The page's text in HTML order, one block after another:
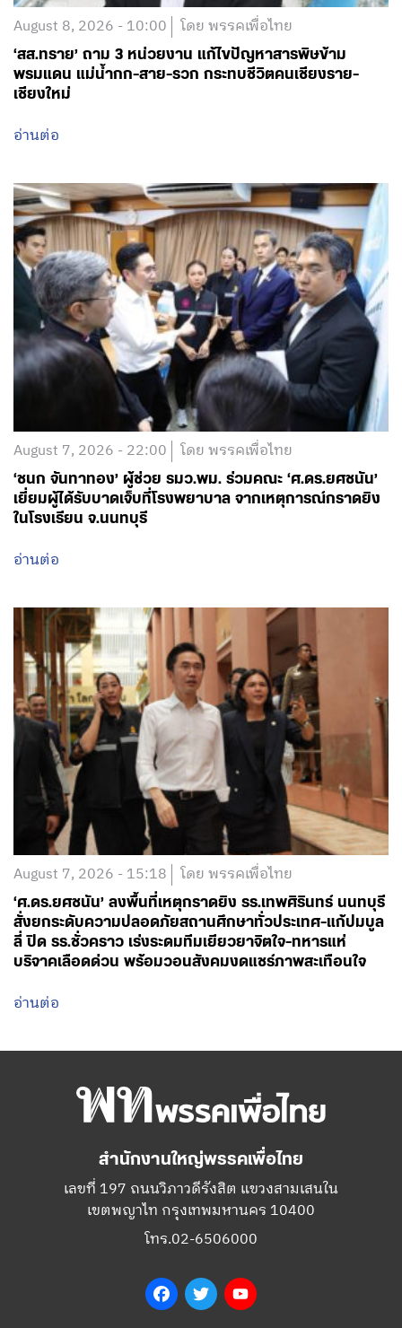
August 8, 2026 - 10:00 โดย พรรคเพื่อไทย
‘สส.ทราย’ ถาม 3 หน่วยงาน แก้ไขปัญหาสารพิษข้าม
พรมแดน แม่น้ำกก-สาย-รวก กระทบชีวิตคนเชียงราย-
เชียงใหม่
อ่านต่อ
August 7, 2026 - 22:00 โดย พรรคเพื่อไทย
‘ชนก จันทาทอง’ ผู้ช่วย รมว.พม. ร่วมคณะ ‘ศ.ดร.ยศชนัน’
เยี่ยมผู้ได้รับบาดเจ็บที่โรงพยาบาล จากเหตุการณ์กราดยิง
ในโรงเรียน จ.นนทบุรี
อ่านต่อ
August 7, 2026 - 15:18 โดย พรรคเพื่อไทย
‘ศ.ดร.ยศชนัน’ ลงพื้นที่เหตุกราดยิง รร.เทพศิรินทร์ นนทบุรี
สั่งยกระดับความปลอดภัยสถานศึกษาทั่วประเทศ-แก้ปมบูล
ลี่ ปิด รร.ชั่วคราว เร่งระดมทีมเยียวยาจิตใจ-ทหารแห่
บริจาคเลือดด่วน พร้อมวอนสังคมงดแชร์ภาพสะเทือนใจ
อ่านต่อ
สำนักงานใหญ่พรรคเพื่อไทย
เลขที่ 197 ถนนวิภาวดีรังสิต แขวงสามเสนใน
เขตพญาไท กรุงเทพมหานคร 10400
โทร.02-6506000
FacebookTwitter